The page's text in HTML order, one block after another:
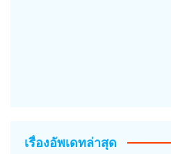
เรื่องอัพเดทล่าสุด